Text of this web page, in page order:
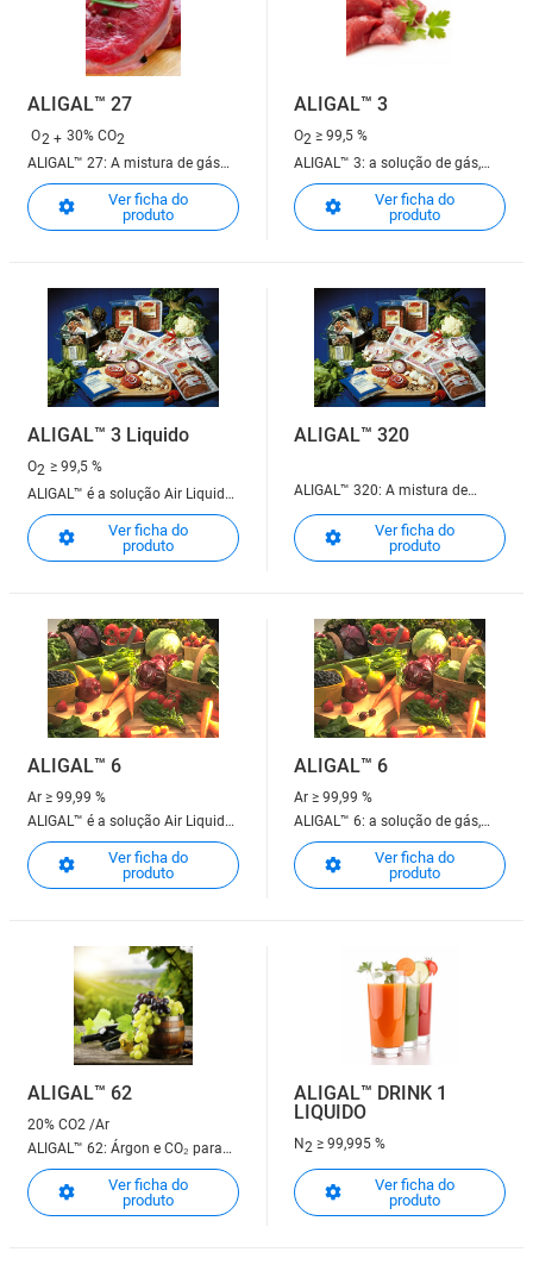
ALIGAL™ 27
O2 +30% CO2
ALIGAL™ 27: A mistura de gás
para uma cor brilhante e uma
conservação segura de carnes
vermelhas!
Ver ficha do
produto
ALIGAL™ 3
O2 ≥ 99,5 %
ALIGAL™ 3: a solução de gás,
puro ou em mistura, para a
conservação de carnes
vermelhas ou para estimular a
Ver ficha do
produto
ALIGAL™ 3 Liquido
O2 ≥ 99,5 %
ALIGAL™ é a solução Air Liquide
dedicada ao mercado agro-
alimentar
Ver ficha do
produto
ALIGAL™ 320
ALIGAL™ 320: A mistura de
gases para uma cor brilhante e
uma conservação segura de
carnes vermelhas!
Ver ficha do
produto
ALIGAL™ 6
Ar ≥ 99,99 %
ALIGAL™ é a solução Air Liquide
dedicada ao mercado agro-
alimentar
Ver ficha do
produto
ALIGAL™ 6
Ar ≥ 99,99 %
ALIGAL™ 6: a solução de gás,
puro ou em mistura, para
conservação em atmosfera
protetora de vegetais crus ou
Ver ficha do
produto
ALIGAL™ 62
20% CO2 /Ar
ALIGAL™ 62: Árgon e CO₂ para
uma proteção gasosa eficaz. O
vinho e os vegetais frescos
merecem o melhor.
Ver ficha do
produto
ALIGAL™ DRINK 1
LIQUIDO
N2 ≥ 99,995 %
Ver ficha do
produto